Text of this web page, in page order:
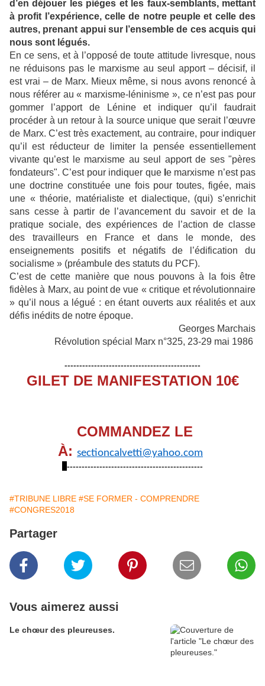
d’en déjouer les pièges et les faux-semblants, mettant
à profit l’expérience, celle de notre peuple et celle des
autres, prenant appui sur l’ensemble de ces acquis qui
nous sont légués.
En ce sens, et à l’opposé de toute attitude livresque, nous
ne réduisons pas le marxisme au seul apport – décisif, il
est vrai – de Marx. Mieux même, si nous avons renoncé à
nous référer au « marxisme-léninisme », ce n’est pas pour
gommer l’apport de Lénine et indiquer qu’il faudrait
procéder à un retour à la source unique que serait l’œuvre
de Marx. C’est très exactement, au contraire, pour indiquer
qu’il est réducteur de limiter la pensée essentiellement
vivante qu’est le marxisme au seul apport de ses "pères
fondateurs". C’est pour indiquer que e marxisme n’est pas
une doctrine constituée une fois pour toutes, figée, mais
une « théorie, matérialiste et dialectique, (qui) s’enrichit
sans cesse à partir de l’avancement du savoir et de la
pratique sociale, des expériences de l’action de classe
des travailleurs en France et dans le monde, des
enseignements positifs et négatifs de l’édification du
socialisme » (préambule des statuts du PCF).
C’est de cette manière que nous pouvons à la fois être
fidèles à Marx, au point de vue « critique et révolutionnaire
» qu’il nous a légué : en étant ouverts aux réalités et aux
défis inédits de notre époque.
Georges Marchais
Révolution spécial Marx n°325, 23-29 mai 1986
----------------------------------------------
GILET DE MANIFESTATION 10€
COMMANDEZ LE
À: sectioncalvetti@yahoo.com
----------------------------------------------
#TRIBUNE LIBRE #SE FORMER - COMPRENDRE
#CONGRES2018
Partager
Vous aimerez aussi
Le chœur des pleureuses.